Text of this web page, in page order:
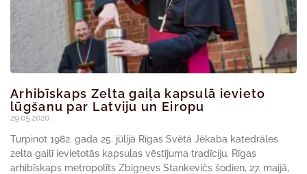
Arhibīskaps Zelta gaiļa kapsulā ievieto
lūgšanu par Latviju un Eiropu
29.05.2020.
Turpinot 1982. gada 25. jūlijā Rīgas Svētā Jēkaba katedrāles
zelta gailī ievietotās kapsulas vēstījuma tradīciju, Rīgas
arhibīskaps metropolīts Zbigņevs Stankevičs šodien, 27. maijā,